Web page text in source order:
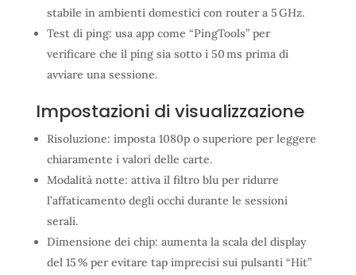
stabile in ambienti domestici con router a 5 GHz.
Test di ping: usa app come “PingTools” per
verificare che il ping sia sotto i 50 ms prima di
avviare una sessione.
Impostazioni di visualizzazione
Risoluzione: imposta 1080p o superiore per leggere
chiaramente i valori delle carte.
Modalità notte: attiva il filtro blu per ridurre
l’affaticamento degli occhi durante le sessioni
serali.
Dimensione dei chip: aumenta la scala del display
del 15 % per evitare tap imprecisi sui pulsanti “Hit”